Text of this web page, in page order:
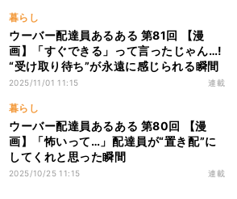
暮らし
ウーバー配達員あるある 第81回 【漫
画】「すぐできる」って言ったじゃん…!
“受け取り待ち”が永遠に感じられる瞬間
2025/11/01 11:15 連載
暮らし
ウーバー配達員あるある 第80回 【漫
画】「怖いって…」配達員が“置き配”に
してくれと思った瞬間
2025/10/25 11:15 連載